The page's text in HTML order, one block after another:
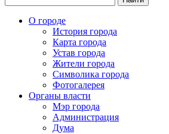
О городе
История города
Карта города
Устав города
Жители города
Символика города
Фотогалерея
Органы власти
Мэр города
Администрация
Дума